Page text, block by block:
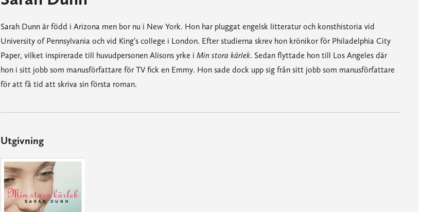
Sarah Dunn är född i Arizona men bor nu i New York. Hon har pluggat engelsk litteratur och konsthistoria vid
University of Pennsylvania och vid King’s college i London. Efter studierna skrev hon krönikor för Philadelphia City
Paper, vilket inspirerade till huvudpersonen Alisons yrke i Min stora kärlek. Sedan flyttade hon till Los Angeles där
hon i sitt jobb som manusförfattare för TV fick en Emmy. Hon sade dock upp sig från sitt jobb som manusförfattare
för att få tid att skriva sin första roman.
Utgivning